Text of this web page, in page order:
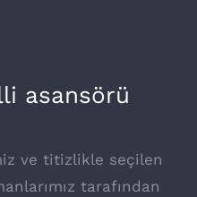
asansörü
ve titizlikle seçilen
tarafından